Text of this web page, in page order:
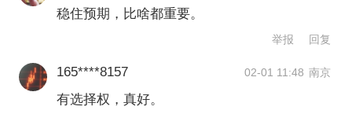
租赁、销售保留5%征收率，可以从政策
稳定性、方案过渡性和技术可选性来理
解。
稳住预期，比啥都重要。
举报 回复
165****8157 02-01 11:48 南京
有选择权，真好。